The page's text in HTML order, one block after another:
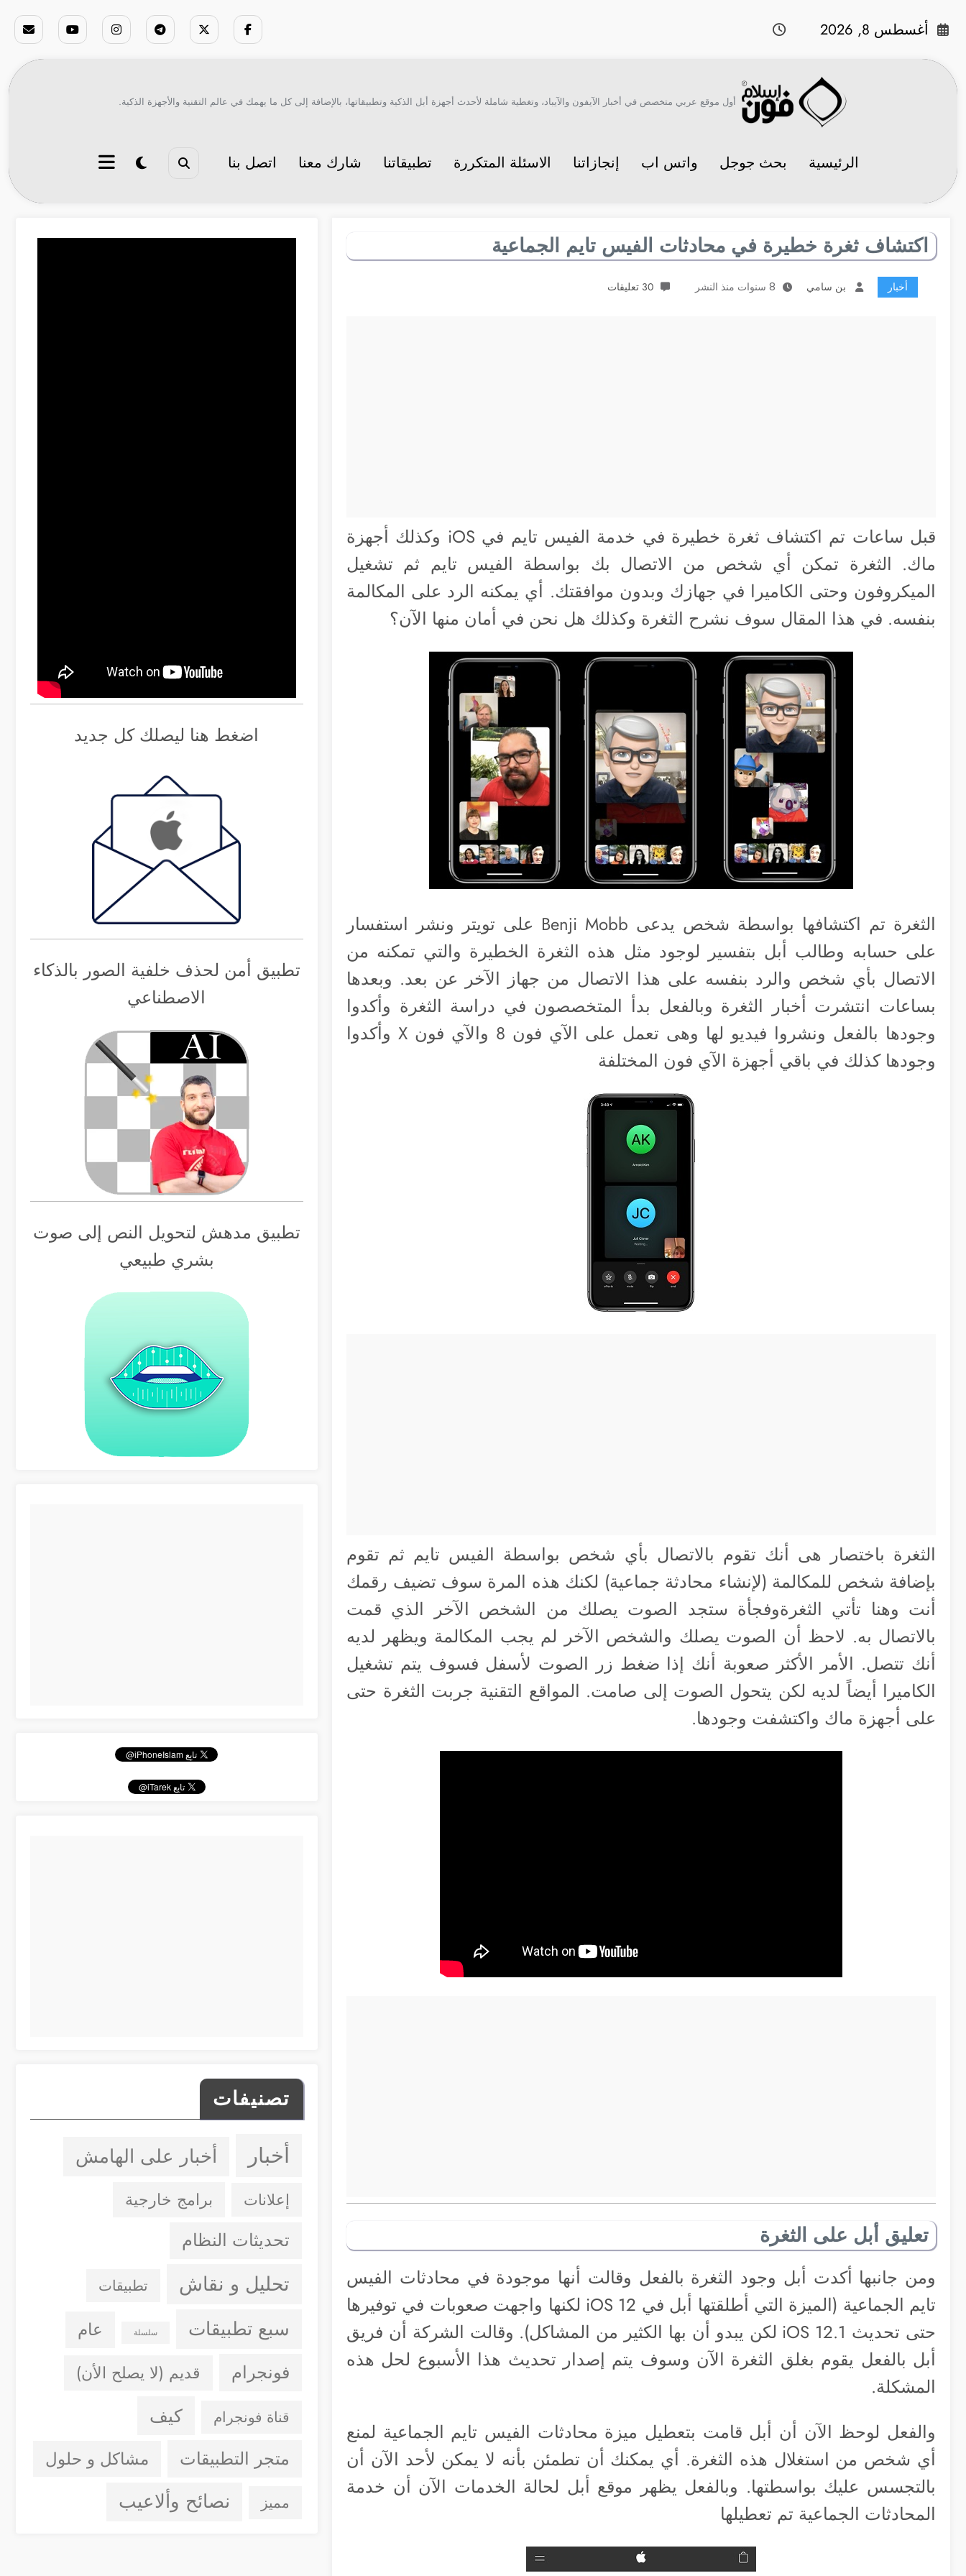
أغسطس 8, 2026
أول موقع عربي متخصص في أخبار الآيفون والآيباد، وتغطية شاملة لأحدث أجهزة أبل الذكية وتطبيقاتها، بالإضافة إلى كل ما يهمك في عالم التقنية والأجهزة الذكية.
الرئيسية بحث جوجل واتس اب إنجازاتنا الاسئلة المتكررة تطبيقاتنا شارك معنا اتصل بنا
اكتشاف ثغرة خطيرة في محادثات الفيس تايم الجماعية
أخبار بن سامي 8 سنوات منذ النشر 30 تعليقات
قبل ساعات تم اكتشاف ثغرة خطيرة في خدمة الفيس تايم في iOS وكذلك أجهزة
ماك. الثغرة تمكن أي شخص من الاتصال بك بواسطة الفيس تايم ثم تشغيل
الميكروفون وحتى الكاميرا في جهازك وبدون موافقتك. أي يمكنه الرد على المكالمة
بنفسه. في هذا المقال سوف نشرح الثغرة وكذلك هل نحن في أمان منها الآن؟
الثغرة تم اكتشافها بواسطة شخص يدعى Benji Mobb على تويتر ونشر استفسار
على حسابه وطالب أبل بتفسير لوجود مثل هذه الثغرة الخطيرة والتي تمكنه من
الاتصال بأي شخص والرد بنفسه على هذا الاتصال من جهاز الآخر عن بعد. وبعدها
بساعات انتشرت أخبار الثغرة وبالفعل بدأ المتخصصون في دراسة الثغرة وأكدوا
وجودها بالفعل ونشروا فيديو لها وهى تعمل على الآي فون 8 والآي فون X وأكدوا
وجودها كذلك في باقي أجهزة الآي فون المختلفة
الثغرة باختصار هى أنك تقوم بالاتصال بأي شخص بواسطة الفيس تايم ثم تقوم
بإضافة شخص للمكالمة (لإنشاء محادثة جماعية) لكنك هذه المرة سوف تضيف رقمك
أنت وهنا تأتي الثغرةوفجأة ستجد الصوت يصلك من الشخص الآخر الذي قمت
بالاتصال به. لاحظ أن الصوت يصلك والشخص الآخر لم يجب المكالمة ويظهر لديه
أنك تتصل. الأمر الأكثر صعوبة أنك إذا ضغط زر الصوت لأسفل فسوف يتم تشغيل
الكاميرا أيضاً لديه لكن يتحول الصوت إلى صامت. المواقع التقنية جربت الثغرة حتى
على أجهزة ماك واكتشفت وجودها.
تعليق أبل على الثغرة
ومن جانبها أكدت أبل وجود الثغرة بالفعل وقالت أنها موجودة في محادثات الفيس
تايم الجماعية (الميزة التي أطلقتها أبل في iOS 12 لكنها واجهت صعوبات في توفيرها
حتى تحديث iOS 12.1 لكن يبدو أن بها الكثير من المشاكل). وقالت الشركة أن فريق
أبل بالفعل يقوم بغلق الثغرة الآن وسوف يتم إصدار تحديث هذا الأسبوع لحل هذه
المشكلة.
والفعل لوحظ الآن أن أبل قامت بتعطيل ميزة محادثات الفيس تايم الجماعية لمنع
أي شخص من استغلال هذه الثغرة. أي يمكنك أن تطمئن بأنه لا يمكن لأحد الآن أن
بالتجسس عليك بواسطتها. وبالفعل يظهر موقع أبل لحالة الخدمات الآن أن خدمة
المحادثات الجماعية تم تعطيلها
اضغط هنا ليصلك كل جديد
تطبيق أمن لحذف خلفية الصور بالذكاء
الاصطناعي
تطبيق مدهش لتحويل النص إلى صوت
بشري طبيعي
تصنيفات
أخبار أخبار على الهامش
إعلانات برامج خارجية
تحديثات النظام
تحليل و نقاش تطبيقات
سبع تطبيقات سلسلة عام
فونجرام قديم (لا يصلح الأن)
قناة فونجرام كيف
متجر التطبيقات مشاكل و حلول
مميز نصائح وألاعيب